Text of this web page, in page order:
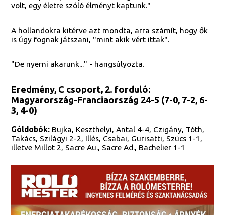
volt, egy életre szóló élményt kaptunk."
A hollandokra kitérve azt mondta, arra számít, hogy ők
is úgy fognak játszani, "mint akik vért ittak".
"De nyerni akarunk..." - hangsúlyozta.
Eredmény, C csoport, 2. forduló:
Magyarország-Franciaország 24-5 (7-0, 7-2, 6-
3, 4-0)
Góldobók: Bujka, Keszthelyi, Antal 4-4, Czigány, Tóth,
Takács, Szilágyi 2-2, Illés, Csabai, Gurisatti, Szücs 1-1,
illetve Millot 2, Sacre Au., Sacre Ad., Bachelier 1-1